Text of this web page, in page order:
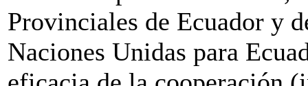
Provinciales de Ecuador y
Naciones Unidas para